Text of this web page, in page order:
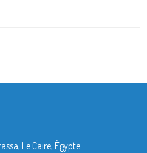
Le Caire, Égypte